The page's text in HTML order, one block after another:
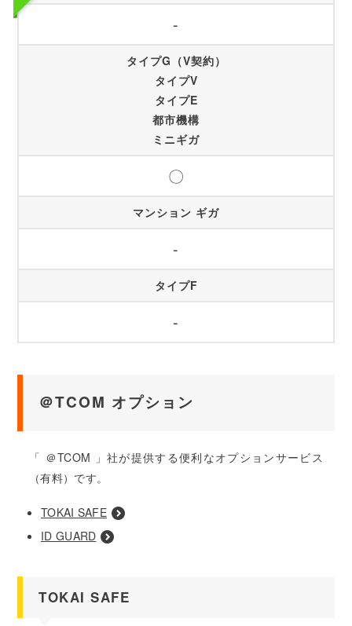
-
タイプG（V契約）
タイプV
タイプE
都市機構
ミニギガ
〇
マンション ギガ
-
タイプF
-
＠TCOM オプション
「 ＠TCOM 」社が提供する便利なオプションサービス
（有料）です。
TOKAI SAFE
ID GUARD
TOKAI SAFE